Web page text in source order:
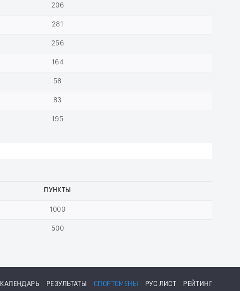
206
281
256
164
58
83
195
ПУНКТЫ
1000
500
КАЛЕНДАРЬ РЕЗУЛЬТАТЫ СПОРТСМЕНЫ РУС ЛИСТ РЕЙТИНГ